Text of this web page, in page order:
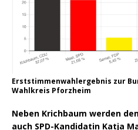
Erststimmenwahlergebnis zur
Wahlkreis Pforzheim
Neben Krichbaum werden
auch SPD-Kandidatin Katja